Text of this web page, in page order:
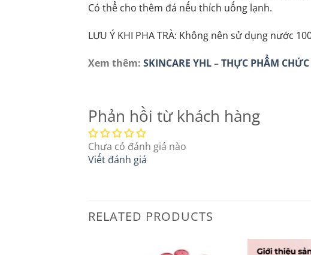
Có thể cho thêm đá nếu thích uống lạnh.
LƯU Ý KHI PHA TRÀ: Không nên sử dụng nước
Xem thêm: SKINCARE YHL–THỰC PHẨM
Phản hồi từ khách hàng
Chưa có đánh giá nào
Viết đánh giá
RELATED PRODUCTS